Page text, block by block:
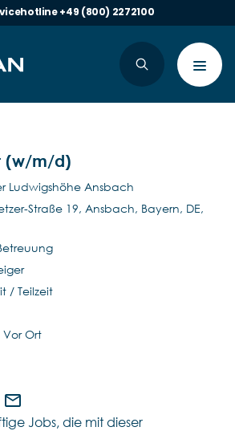
+49 (800) 2272100
(w/m/d)
Ludwigshöhe Ansbach
Straße 19, Ansbach, Bayern, DE,
/ Teilzeit
Vor Ort
mail_outline
Jobs, die mit dieser